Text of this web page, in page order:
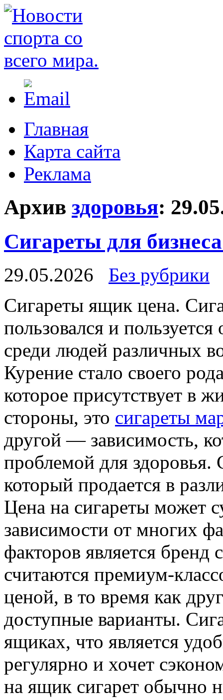
Главная
Карта сайта
Реклама
Архив здоровья:
Сигареты для
29.05.2026
Без рубрики
Сигaрeты ящик цeнa.
пользовался и
среди людей различных
Курение стало своего
которое присутствует в
стороны, это сигареты
другой — зависимость,
проблемой для здоровья.
который продается в
Цена на сигареты может
зависимости от многих
факторов является бренд
считаются премиум-
ценой, в то время как
доступные варианты.
ящиках, что является
регулярно и хочет
на ящик сигарет обычно